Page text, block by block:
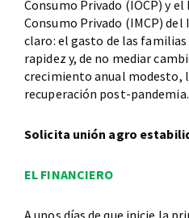
Consumo Privado (IOCP) y
Consumo Privado (IMCP)
claro: el gasto de las
rapidez y, de no mediar
crecimiento anual modesto,
recuperación post-pandemia.
Solicita unión agro
EL FINANCIERO
A unos días de que inicie la